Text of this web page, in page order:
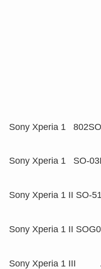
Sony Xperia 1
Sony Xperia 1 SO-
Sony Xperia 1 II SO-
Sony Xperia 1 II
Sony Xperia 1 III